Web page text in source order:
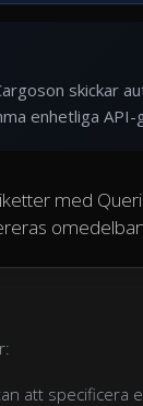
skickar
enhetliga API-
med
att specificera